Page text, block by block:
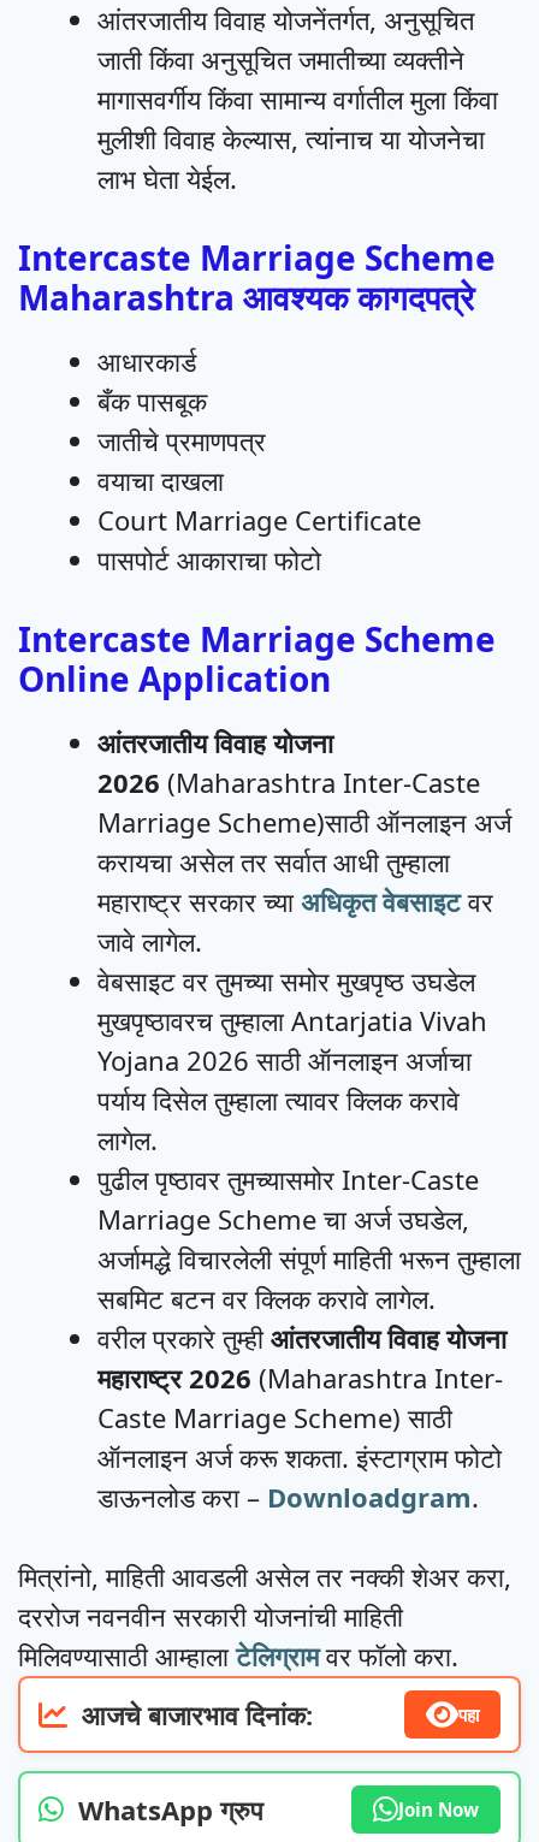
आंतरजातीय विवाह योजनेंतर्गत, अनुसूचित
जाती किंवा अनुसूचित जमातीच्या व्यक्तीने
मागासवर्गीय किंवा सामान्य वर्गातील मुला किंवा
मुलीशी विवाह केल्यास, त्यांनाच या योजनेचा
लाभ घेता येईल.
Intercaste Marriage Scheme
Maharashtra आवश्यक कागदपत्रे
आधारकार्ड
बँक पासबूक
जातीचे प्रमाणपत्र
वयाचा दाखला
Court Marriage Certificate
पासपोर्ट आकाराचा फोटो
Intercaste Marriage Scheme
Online Application
आंतरजातीय विवाह योजना
2026 (Maharashtra Inter-Caste
Marriage Scheme)साठी ऑनलाइन अर्ज
करायचा असेल तर सर्वात आधी तुम्हाला
महाराष्ट्र सरकार च्याअधिकृत वेबसाइटवर
जावे लागेल.
वेबसाइट वर तुमच्या समोर मुखपृष्ठ उघडेल
मुखपृष्ठावरच तुम्हाला Antarjatia Vivah
Yojana 2026 साठी ऑनलाइन अर्जाचा
पर्याय दिसेल तुम्हाला त्यावर क्लिक करावे
लागेल.
पुढील पृष्ठावर तुमच्यासमोर Inter-Caste
Marriage Scheme चा अर्ज उघडेल,
अर्जामद्धे विचारलेली संपूर्ण माहिती भरून तुम्हाला
सबमिट बटन वर क्लिक करावे लागेल.
वरील प्रकारे तुम्हीआंतरजातीय विवाह योजना
महाराष्ट्र 2026 (Maharashtra Inter-
Caste Marriage Scheme) साठी
ऑनलाइन अर्ज करू शकता. इंस्टाग्राम फोटो
डाऊनलोड करा – Downloadgram.
मित्रांनो, माहिती आवडली असेल तर नक्की शेअर करा,
दररोज नवनवीन सरकारी योजनांची माहिती
मिलिवण्यासाठी आम्हालाटेलिग्रामवर फॉलो करा.
आजचे बाजारभाव दिनांक:
पहा
WhatsApp ग्रुप Join Now